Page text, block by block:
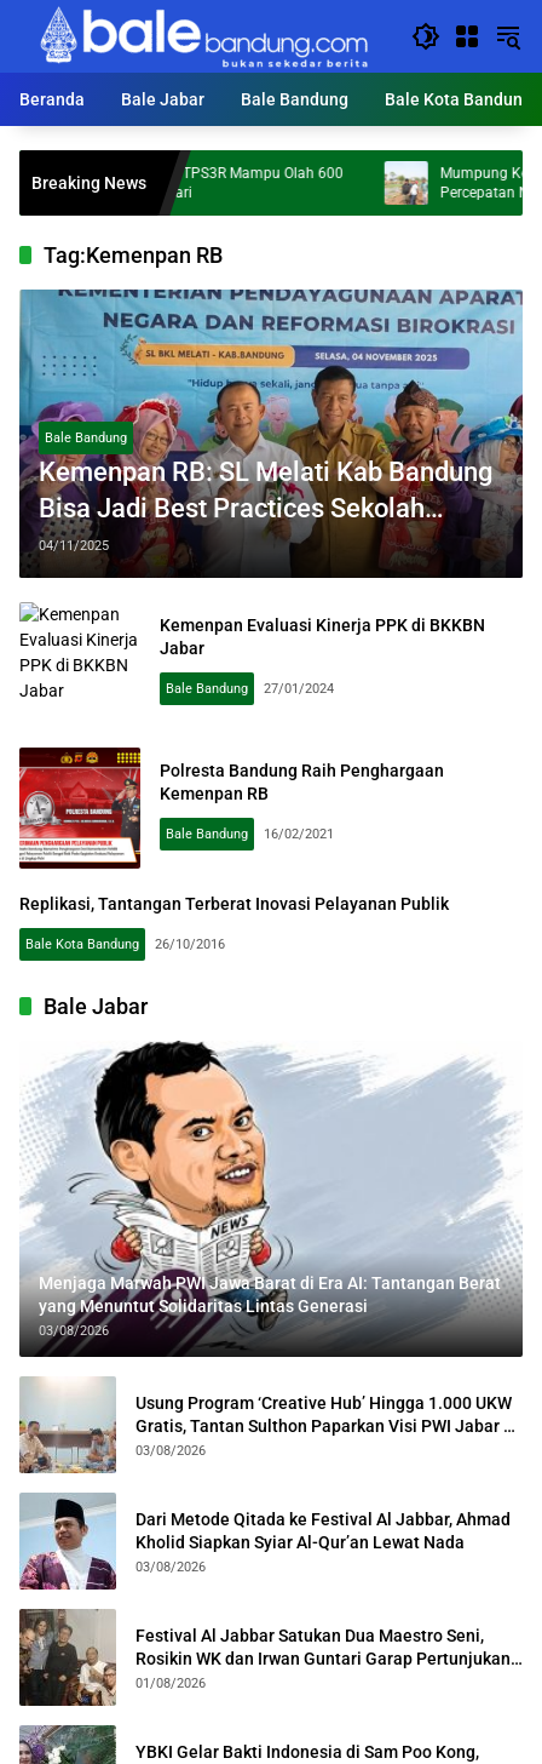
Langsung
konten
Beranda
Bale Jabar Bale Bandung Bale Kota Bandung
Breaking News
Targetkan 172 TPS3R Mampu Olah 600
Sampah per Hari
Mumpung Kemarau,
Percepatan
Tag:Kemenpan RB
Bale Bandung
Kemenpan RB: SL Melati Kab Bandung
Bisa Jadi Best Practices Sekolah
Lansia
04/11/2025
Kemenpan Evaluasi Kinerja PPK di BKKBN
Jabar
Bale Bandung 27/01/2024
Polresta Bandung Raih Penghargaan
Kemenpan RB
Bale Bandung 16/02/2021
Replikasi, Tantangan Terberat Inovasi Pelayanan Publik
Bale Kota Bandung 26/10/2016
Bale Jabar
Menjaga Marwah PWI Jawa Barat di Era AI: Tantangan Berat
yang Menuntut Solidaritas Lintas Generasi
03/08/2026
Usung Program ‘Creative Hub’ Hingga 1.000 UKW
Gratis, Tantan Sulthon Paparkan Visi PWI Jabar di
Kota Bogor
03/08/2026
Dari Metode Qitada ke Festival Al Jabbar, Ahmad
Kholid Siapkan Syiar Al-Qur’an Lewat Nada
03/08/2026
Festival Al Jabbar Satukan Dua Maestro Seni,
Rosikin WK dan Irwan Guntari Garap Pertunjukan
Kolosal
01/08/2026
YBKI Gelar Bakti Indonesia di Sam Poo Kong,